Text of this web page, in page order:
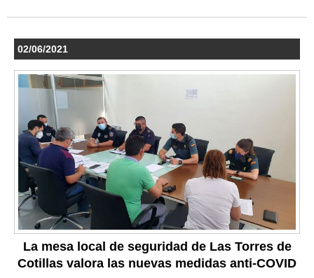
02/06/2021
La mesa local de seguridad de Las Torres de
Cotillas valora las nuevas medidas anti-COVID